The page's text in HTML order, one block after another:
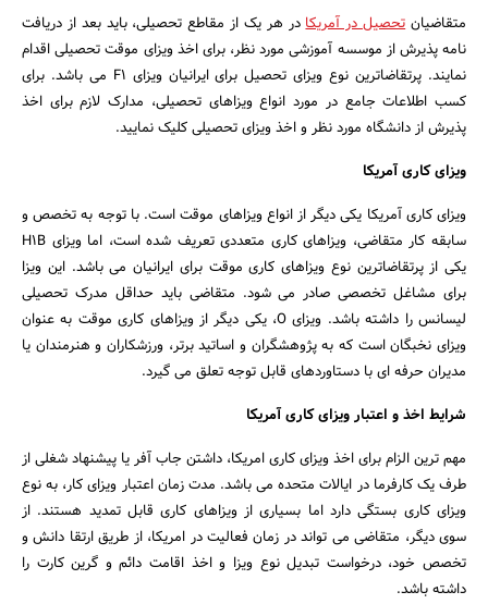
جستجو
متقاضیانتحصیل در آمریکادر هر یک از مقاطع تحصیلی، باید بعد از دریافت
نامه پذیرش از موسسه آموزشی مورد نظر، برای اخذ ویزای موقت تحصیلی اقدام
نمایند. پرتقاضاترین نوع ویزای تحصیل برای ایرانیان ویزای F1 می باشد. برای
کسب اطلاعات جامع در مورد انواع ویزاهای تحصیلی، مدارک لازم برای اخذ
پذیرش از دانشگاه مورد نظر و اخذ ویزای تحصیلی کلیک نمایید.
ویزای کاری آمریکا
ویزای کاری آمریکا یکی دیگر از انواع ویزاهای موقت است. با توجه به تخصص و
سابقه کار متقاضی، ویزاهای کاری متعددی تعریف شده است، اما ویزای H1B
یکی از پرتقاضاترین نوع ویزاهای کاری موقت برای ایرانیان می باشد. این ویزا
برای مشاغل تخصصی صادر می شود. متقاضی باید حداقل مدرک تحصیلی
لیسانس را داشته باشد. ویزای O، یکی دیگر از ویزاهای کاری موقت به عنوان
ویزای نخبگان است که به پژوهشگران و اساتید برتر، ورزشکاران و هنرمندان یا
مدیران حرفه ای با دستاوردهای قابل توجه تعلق می گیرد.
شرایط اخذ و اعتبار ویزای کاری آمریکا
مهم ترین الزام برای اخذ ویزای کاری امریکا، داشتن جاب آفر یا پیشنهاد شغلی از
طرف یک کارفرما در ایالات متحده می باشد. مدت زمان اعتبار ویزای کار، به نوع
ویزای کاری بستگی دارد اما بسیاری از ویزاهای کاری قابل تمدید هستند. از
سوی دیگر، متقاضی می تواند در زمان فعالیت در امریکا، از طریق ارتقا دانش و
تخصص خود، درخواست تبدیل نوع ویزا و اخذ اقامت دائم و گرین کارت را
داشته باشد.